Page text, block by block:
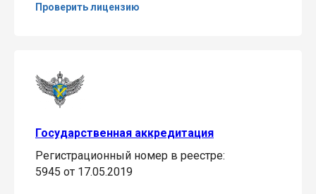
Проверить лицензию
Государственная аккредитация
Регистрационный номер в реестре:
5945 от 17.05.2019